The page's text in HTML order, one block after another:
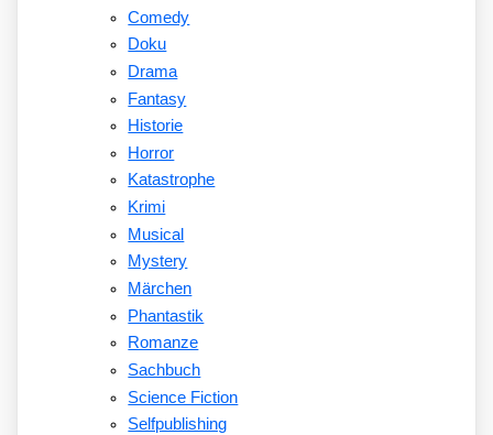
Comedy
Doku
Drama
Fantasy
Historie
Horror
Katastrophe
Krimi
Musical
Mystery
Märchen
Phantastik
Romanze
Sachbuch
Science Fiction
Selfpublishing